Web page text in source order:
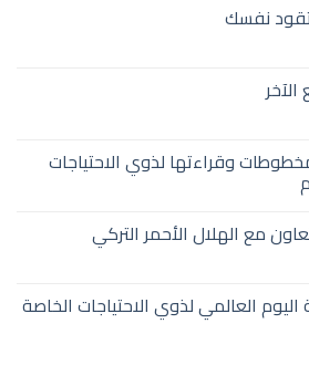
نفسك
وقراءتها لذوي الاحتياجات
مع الهلال الأحمر التركي
اليوم العالمي لذوي الاحتياجات الخاصة